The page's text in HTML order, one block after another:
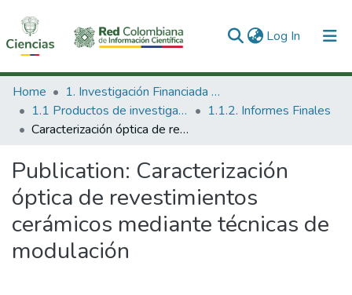
Log In (current)
Communities & Collections
All of DSpace
Home
1. Investigación Financiada con Recursos Públicos
1.1 Productos de investigación
1.1.2. Informes Finales
Caracterización óptica de revestimientos cerámicos mediante técnicas de modulación
Publication: Caracterización
óptica de revestimientos
cerámicos mediante técnicas de
modulación